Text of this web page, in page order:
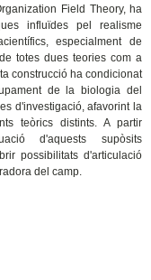
Field Theory, ha
influïdes pel realisme
especialment de
totes dues teories com a
construcció ha condicionat
de la biologia del
d'investigació, afavorint la
teòrics distints. A partir
d'aquests supòsits
possibilitats d'articulació
del camp.